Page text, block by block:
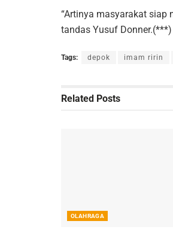
“Artinya masyarakat siap
tandas Yusuf Donner.(***)
Tags: depok imam ririn
Related Posts
OLAHRAGA